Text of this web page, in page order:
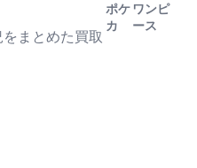
まとめた買取
ポケ
カ
ワンピ
ース